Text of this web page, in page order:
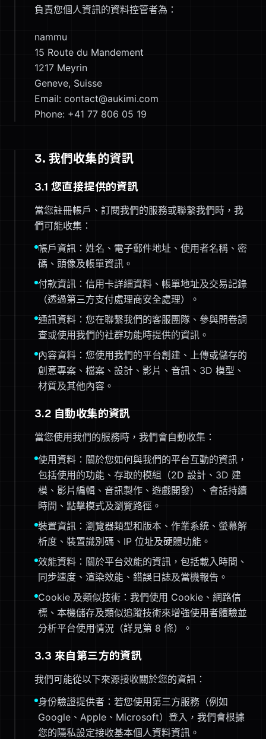
負責您個人資訊的資料控管者為：
nammu
15 Route du Mandement
1217 Meyrin
Geneve, Suisse
Email: contact@aukimi.com
Phone: +41 77 806 05 19
3. 我們收集的資訊
3.1 您直接提供的資訊
當您註冊帳戶、訂閱我們的服務或聯繫我們時，我
們可能收集：
帳戶資訊：姓名、電子郵件地址、使用者名稱、密
碼、頭像及帳單資訊。
付款資訊：信用卡詳細資料、帳單地址及交易記錄
（透過第三方支付處理商安全處理）。
通訊資料：您在聯繫我們的客服團隊、參與問卷調
查或使用我們的社群功能時提供的資訊。
內容資料：您使用我們的平台創建、上傳或儲存的
創意專案、檔案、設計、影片、音訊、3D 模型、
材質及其他內容。
3.2 自動收集的資訊
當您使用我們的服務時，我們會自動收集：
使用資料：關於您如何與我們的平台互動的資訊，
包括使用的功能、存取的模組（2D 設計、3D 建
模、影片編輯、音訊製作、遊戲開發）、會話持續
時間、點擊模式及瀏覽路徑。
裝置資訊：瀏覽器類型和版本、作業系統、螢幕解
析度、裝置識別碼、IP 位址及硬體功能。
效能資料：關於平台效能的資訊，包括載入時間、
同步速度、渲染效能、錯誤日誌及當機報告。
Cookie 及類似技術：我們使用 Cookie、網路信
標、本機儲存及類似追蹤技術來增強使用者體驗並
分析平台使用情況（詳見第 8 條）。
3.3 來自第三方的資訊
我們可能從以下來源接收關於您的資訊：
身份驗證提供者：若您使用第三方服務（例如
Google、Apple、Microsoft）登入，我們會根據
您的隱私設定接收基本個人資料資訊。